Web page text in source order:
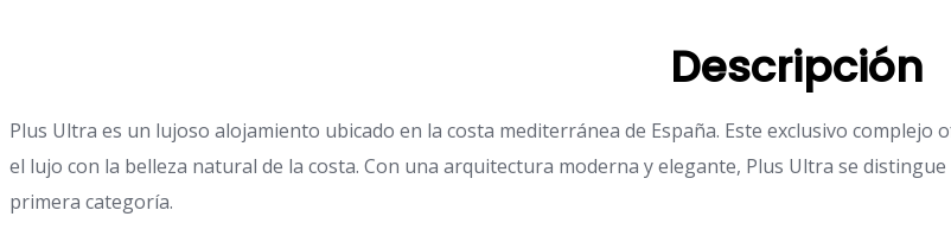
Descripción
Plus Ultra es un lujoso alojamiento ubicado en la costa mediterránea de España. Este exclusivo
el lujo con la belleza natural de la costa. Con una arquitectura moderna y elegante, Plus Ultra se
primera categoría.